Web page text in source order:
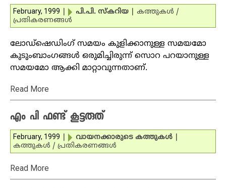
February, 1999 പി.പി. സ്‌കറിയ
കത്തുകള്‍ /
പ്രതികരണങ്ങള്‍
ലോഡ്‌ഷെഡിംഗ് സമയം കുളിക്കാനുള്ള സമയമോ
കുടുംബാംഗങ്ങള്‍ ഒരുമിച്ചിരുന്ന് സൊറ പറയാനുള്ള
സമയമോ ആക്കി മാറ്റാവുന്നതാണ്.
Read More
എം പി ഫണ്ട് കൂട്ടരുത്
February, 1999 വായനക്കാരുടെ കത്തുകള്‍
കത്തുകള്‍ / പ്രതികരണങ്ങള്‍
Read More